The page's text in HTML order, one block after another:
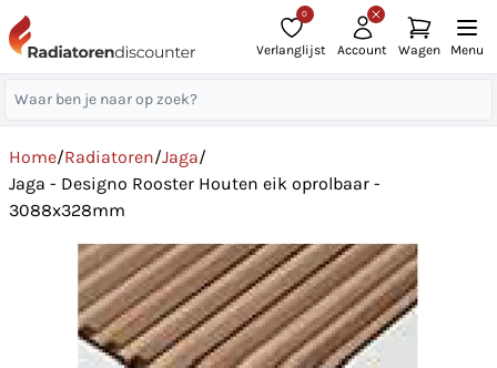
0
Verlanglijst Account Wagen Menu
Home/Radiatoren/Jaga/
Jaga - Designo Rooster Houten eik oprolbaar -
3088x328mm